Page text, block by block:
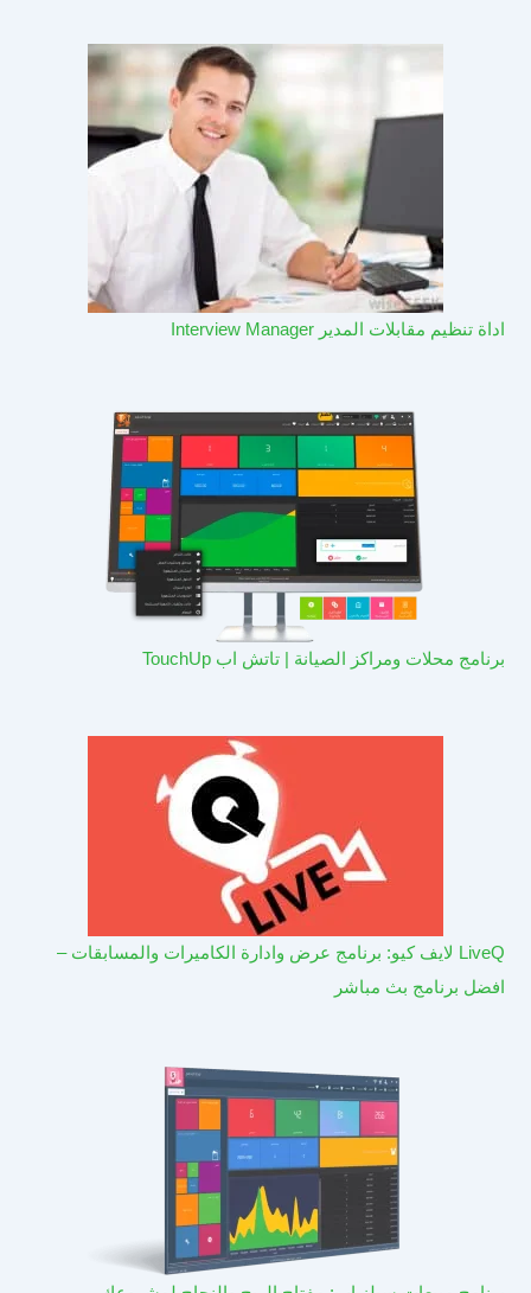
اداة تنظيم مقابلات المدير Interview Manager
برنامج محلات ومراكز الصيانة | تاتش اب TouchUp
LiveQ لايف كيو: برنامج عرض وادارة الكاميرات والمسابقات –
افضل برنامج بث مباشر